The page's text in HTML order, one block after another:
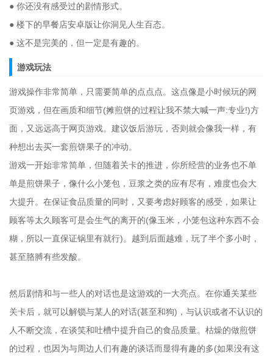
● 你还没有感受过的剧情形式。
● 楼下的早餐店安卓版让你洞见人生百态。
● 这不是完美的，但一定是有趣的。
游戏玩法
游戏操作非常简单，只需要简单的点点点。这点像是小时候玩的网
页游戏，但在画质和细节(摊煎饼的过程让我不禁大喊一声:专业!)方
面，又远远高于网页游戏。建议饭后游玩，否则就会像我一样，有
种想出去买一套煎饼果子的冲动。
游戏一开始非常简单，但随着关卡的推进，你所经营的业务也不单
单是煎饼果子，像什么小笼包，豆浆之类的应有尽有，难度也会大
大提升。在保证食品质量的同时，又要考虑好顾客的感受，如果让
顾客等太久顾客可是会生气的离开的(像玉米，小笼包这种东西不会
糊，所以一直保证锅里有就行)。越到后面越难，玩了半个多小时，
甚至胳膊有些发酸。
然后剧情和与一些人的对话也是这游戏的一大亮点。在你通关某些
关卡后，就可以解锁与某人的对话(甚至和狗)，与认识或者不认识的
人不断交流，在谈笑和吐槽中提升自己的食品质量。枯燥的做煎饼
的过程，也因为与周边人们有趣的谈话而显得有趣的多(如果没有这